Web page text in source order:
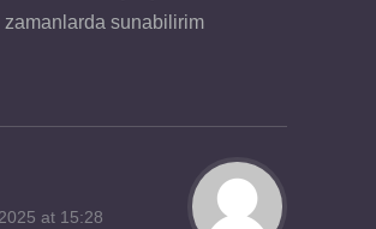
zamanlarda sunabilirim
at 15:28